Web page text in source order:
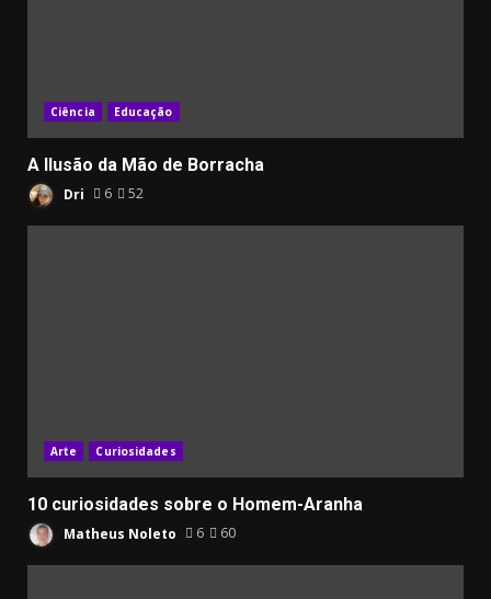
Ciência Educação
A Ilusão da Mão de Borracha
Dri 6 52
Arte Curiosidades
10 curiosidades sobre o Homem-Aranha
Matheus Noleto 6 60